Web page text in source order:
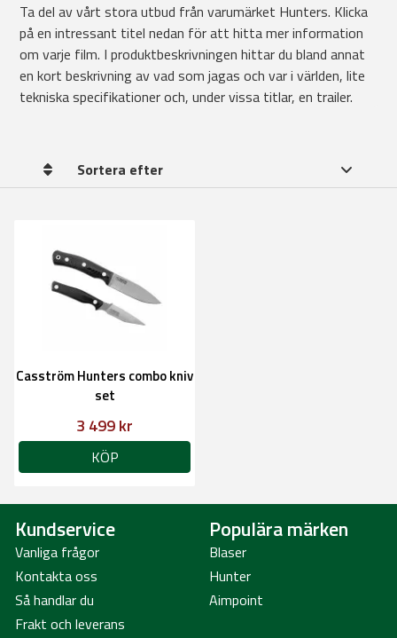
Ta del av vårt stora utbud från varumärket Hunters. Klicka
på en intressant titel nedan för att hitta mer information
om varje film. I produktbeskrivningen hittar du bland annat
en kort beskrivning av vad som jagas och var i världen, lite
tekniska specifikationer och, under vissa titlar, en trailer.
Sortera efter
Casström Hunters combo kniv
set
3 499 kr
KÖP
Kundservice
Vanliga frågor
Kontakta oss
Så handlar du
Frakt och leverans
Populära märken
Blaser
Hunter
Aimpoint